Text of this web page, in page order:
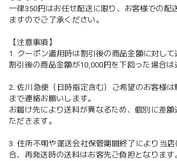
一律350円はお任せ配送に限り、お客様での配
ますのでご了承ください。
【注意事項】
1. クーポン適用時は割引後の商品金額に対して
割引後の商品金額が10,000円を下回った場合は
2. 佐川急便（日時指定含む）ご希望のお客様
まで連絡お願いします。
お届け先により送料が異なるため、個別に差
ただきます。
3. 住所不明や運送会社保管期間終了により当
合、再発送時の送料はお客先ご負担となります